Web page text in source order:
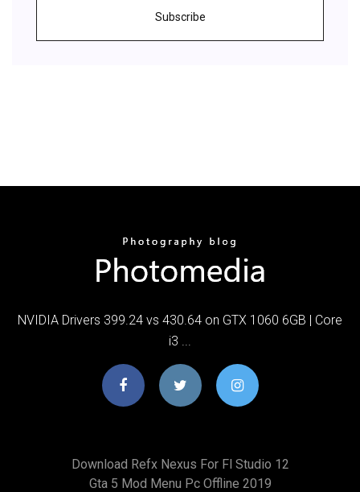
Subscribe
NVIDIA Drivers 399.24 vs 430.64 on GTX 1060 6GB | Core
i3 ...
Download Refx Nexus For Fl Studio 12
Gta 5 Mod Menu Pc Offline 2019